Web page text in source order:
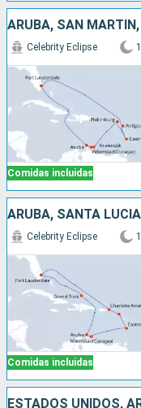
Comidas incluidas
Celebrity Eclipse
ARUBA, SANTA
Comidas incluidas
Celebrity Eclipse